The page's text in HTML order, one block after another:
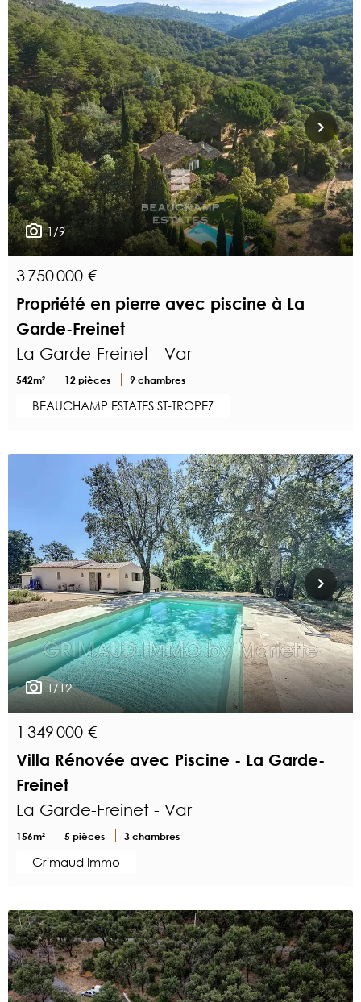
1/9
3 750 000 €
Propriété en pierre avec piscine à La
Garde-Freinet
La Garde-Freinet - Var
542m² 12 pièces 9 chambres
BEAUCHAMP ESTATES ST-TROPEZ
1/12
1 349 000 €
Villa Rénovée avec Piscine - La Garde-
Freinet
La Garde-Freinet - Var
156m² 5 pièces 3 chambres
Grimaud Immo